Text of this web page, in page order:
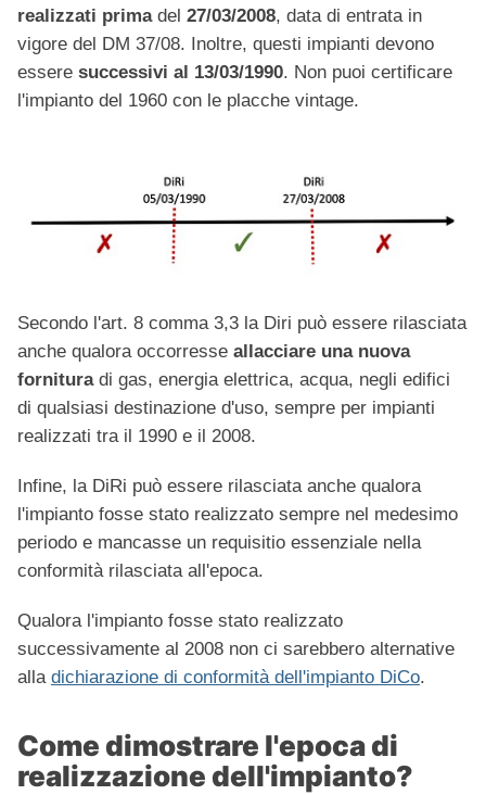
realizzati primadel 27/03/2008, data di entrata in
vigore del DM 37/08. Inoltre, questi impianti devono
essere successivi al 13/03/1990. Non puoi certificare
l'impianto del 1960 con le placche vintage.
Secondo l'art. 8 comma 3,3 la Diri può essere rilasciata
anche qualora occorresse allacciare una nuova
fornituradi gas, energia elettrica, acqua, negli edifici
di qualsiasi destinazione d'uso, sempre per impianti
realizzati tra il 1990 e il 2008.
Infine, la DiRi può essere rilasciata anche qualora
l'impianto fosse stato realizzato sempre nel medesimo
periodo e mancasse un requisitio essenziale nella
conformità rilasciata all'epoca.
Qualora l'impianto fosse stato realizzato
successivamente al 2008 non ci sarebbero alternative
alla dichiarazione di conformità dell'impianto DiCo.
Come dimostrare l'epoca di
realizzazione dell'impianto?